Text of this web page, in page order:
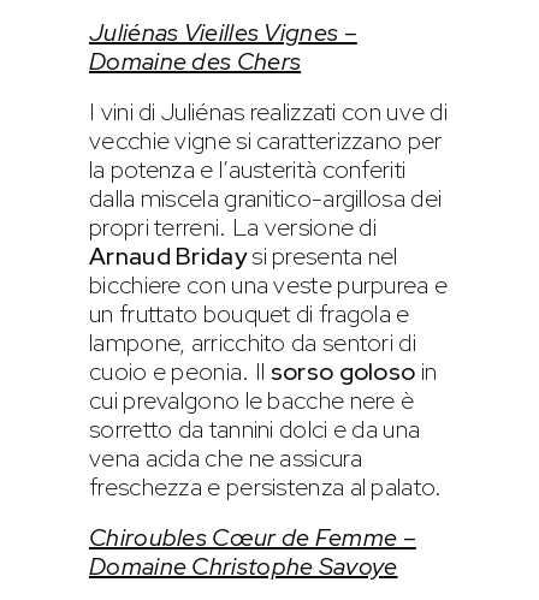
Juliénas Vieilles Vignes –
Domaine des Chers
I vini di Juliénas realizzati con uve di
vecchie vigne si caratterizzano per
la potenza e l’austerità conferiti
dalla miscela granitico-argillosa dei
propri terreni. La versione di
Arnaud Bridaysi presenta nel
bicchiere con una veste purpurea e
un fruttato bouquet di fragola e
lampone, arricchito da sentori di
cuoio e peonia. Il sorso goloso in
cui prevalgono le bacche nere è
sorretto da tannini dolci e da una
vena acida che ne assicura
freschezza e persistenza al palato.
Chiroubles Cœur de Femme –
Domaine Christophe Savoye